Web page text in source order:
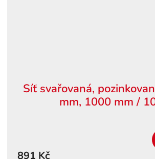
Síť svařovaná,
mm, 1000 mm /
891 Kč